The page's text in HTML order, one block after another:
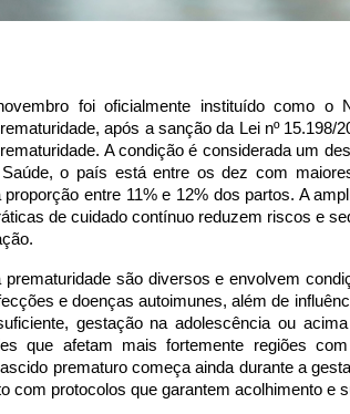
foi oficialmente instituído como o
após a sanção da Lei nº 15.198/
A condição é considerada um
o país está entre os dez com
entre 11% e 12% dos partos. A
de cuidado contínuo reduzem riscos e
são diversos e envolvem
e doenças autoimunes, além de
gestação na adolescência ou
que afetam mais fortemente regiões
prematuro começa ainda durante a
com protocolos que garantem acolhimento e